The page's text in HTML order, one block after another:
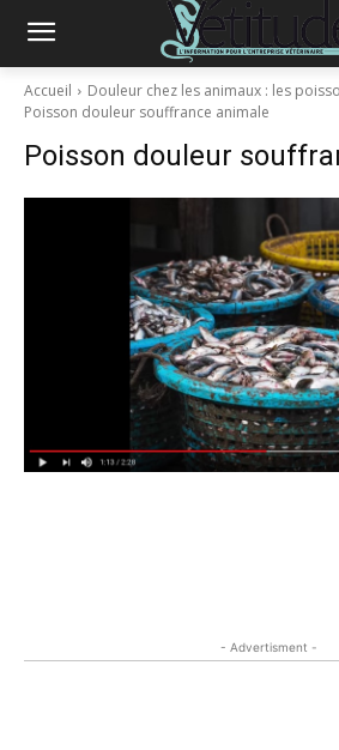
Accueil
Douleur chez les animaux : les
Poisson douleur souffrance animale
Poisson douleur
- Advertisment -